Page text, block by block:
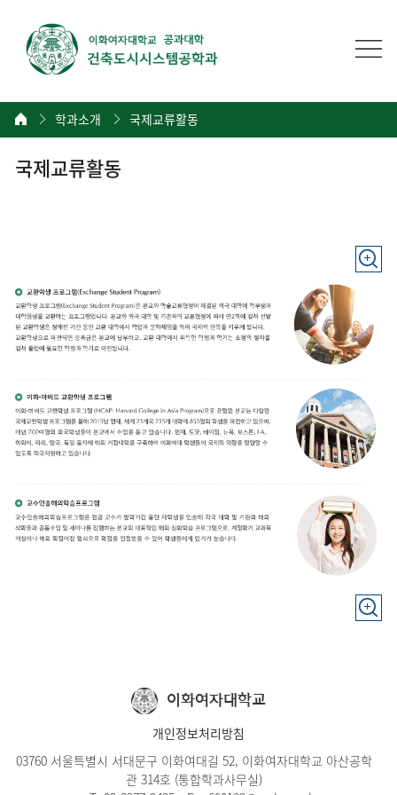
학과소개 국제교류활동
국제교류활동
이화여자대학교
개인정보처리방침
03760 서울특별시 서대문구 이화여대길 52, 이화여자대학교 아산공학
관 314호 (통합학과사무실)